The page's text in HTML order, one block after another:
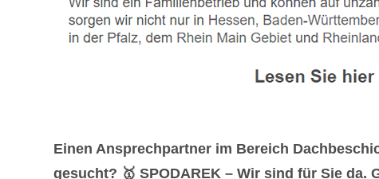
Einen Ansprechpartner im Bereich
gesucht? 🥇 SPODAREK – Wir sind für Sie da.